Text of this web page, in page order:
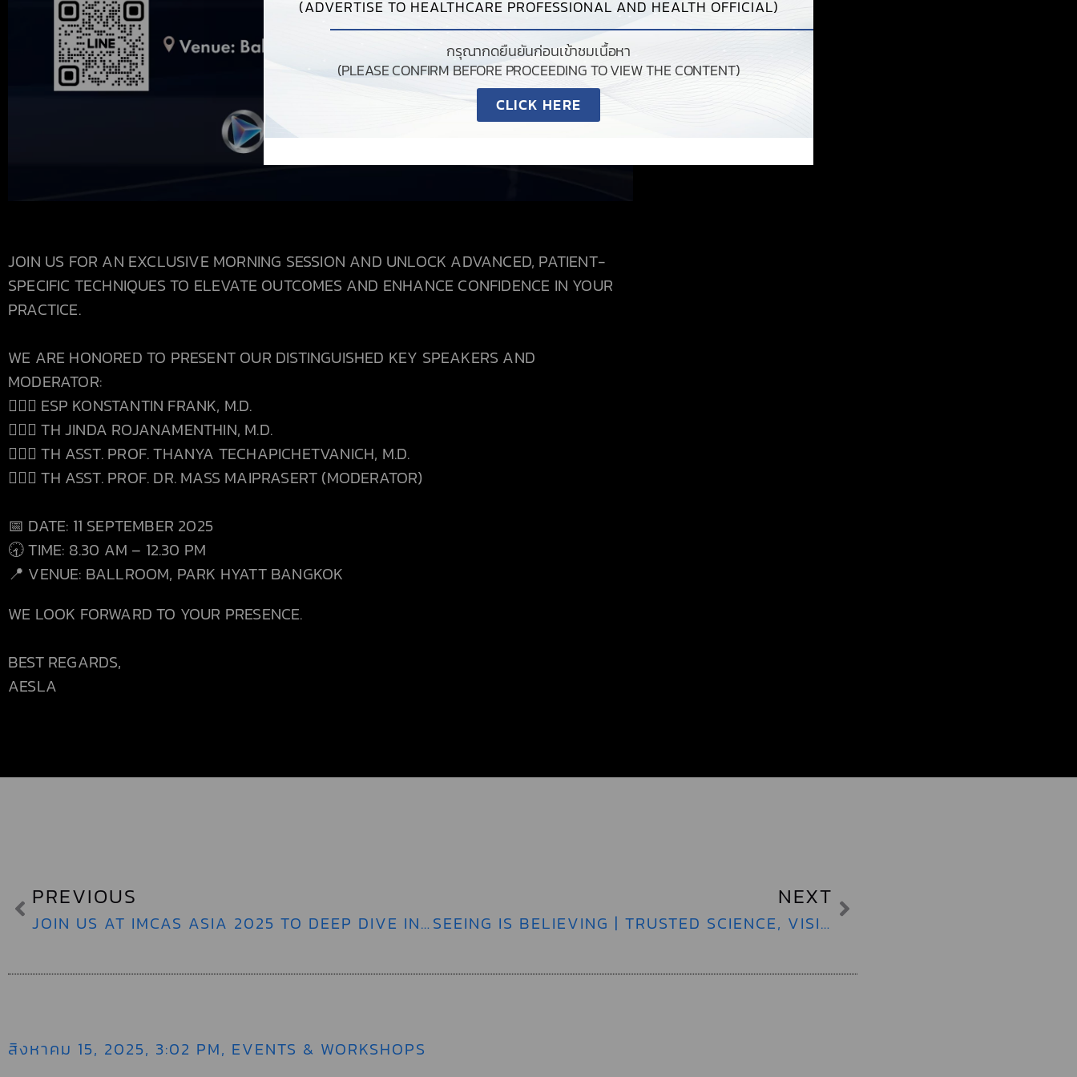
JOIN US FOR AN EXCLUSIVE MORNING SESSION AND UNLOCK ADVANCED, PATIENT-
SPECIFIC TECHNIQUES TO ELEVATE OUTCOMES AND ENHANCE CONFIDENCE IN YOUR
PRACTICE.
WE ARE HONORED TO PRESENT OUR DISTINGUISHED KEY SPEAKERS AND
MODERATOR:
👨🏻‍⚕️ ESP KONSTANTIN FRANK, M.D.
👨🏻‍⚕️ TH JINDA ROJANAMENTHIN, M.D.
👩🏻‍⚕️ TH ASST. PROF. THANYA TECHAPICHETVANICH, M.D.
👨🏻‍⚕️ TH ASST. PROF. DR. MASS MAIPRASERT (MODERATOR)
📅 DATE: 11 SEPTEMBER 2025
🕣TIME: 8.30 AM – 12.30 PM
📍 VENUE: BALLROOM, PARK HYATT BANGKOK
WE LOOK FORWARD TO YOUR PRESENCE.
BEST REGARDS,
AESLA
PREVIOUS
JOIN US AT IMCAS ASIA 2025 TO DEEP DIVE INTO CUTTING-EDGE TECHNIQUES AND TREATMENTS FROM LEADING EXPERTS IN DERMATOLOGY, PLASTIC SURGERY, AND AGING SCIENCE.
NEXT
SEEING IS BELIEVING | TRUSTED SCIENCE, VISIBLE RESULTS WITH POLYNUCLEOTIDES
สิงหาคม 15, 2025, 3:02 PM, EVENTS & WORKSHOPS
(ADVERTISE TO HEALTHCARE PROFESSIONAL AND HEALTH OFFICIAL)
กรุณากดยืนยันก่อนเข้าชมเนื้อหา
(PLEASE CONFIRM BEFORE PROCEEDING TO VIEW THE CONTENT)
CLICK HERE